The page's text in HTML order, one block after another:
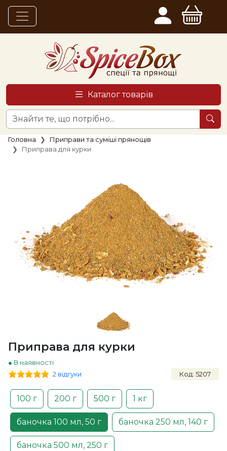
Каталог товарів
Головна
Приправи та суміші прянощів
Приправа для курки
Приправа для курки
● В наявності
2 відгуки
Код: 5207
100 г 200 г 500 г 1 кг
баночка 100 мл, 50 г баночка 250 мл, 140 г
баночка 500 мл, 250 г